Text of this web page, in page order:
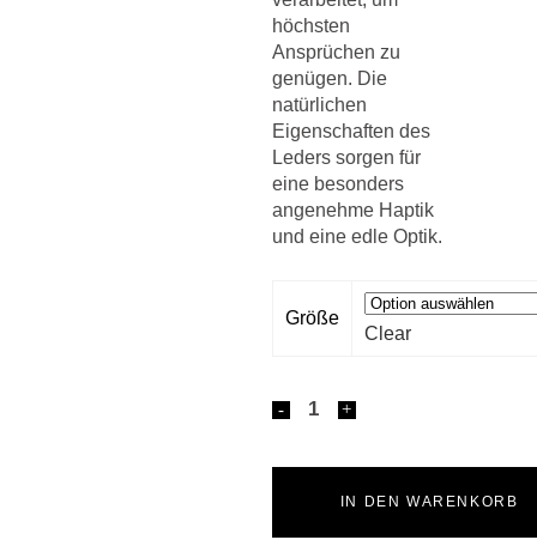
höchsten
Ansprüchen zu
genügen. Die
natürlichen
Eigenschaften des
Leders sorgen für
eine besonders
angenehme Haptik
und eine edle Optik.
Größe
Clear
Fettleder-
mit
IN DEN WARENKORB